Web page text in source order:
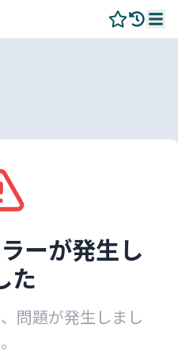
ーが発生し
た
問題が発生しまし